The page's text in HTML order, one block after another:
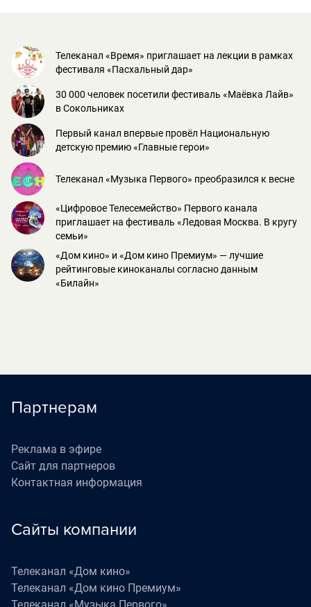
Телеканал «Время» приглашает на лекции в рамках
фестиваля «Пасхальный дар»
30 000 человек посетили фестиваль «Маёвка Лайв»
в Сокольниках
Первый канал впервые провёл Национальную
детскую премию «Главные герои»
Телеканал «Музыка Первого» преобразился к весне
«Цифровое Телесемейство» Первого канала
приглашает на фестиваль «Ледовая Москва. В кругу
семьи»
«Дом кино» и «Дом кино Премиум» — лучшие
рейтинговые киноканалы согласно данным
«Билайн»
Партнерам
Реклама в эфире
Сайт для партнеров
Контактная информация
Сайты компании
Телеканал «Дом кино»
Телеканал «Дом кино Премиум»